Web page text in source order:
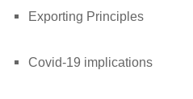
Exporting Principles
Covid-19 implications